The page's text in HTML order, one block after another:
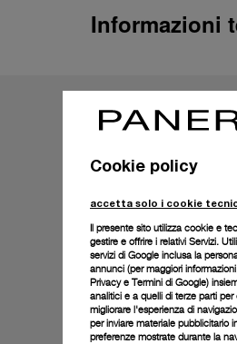
Informazioni
Cookie policy
accetta solo i cookie
Il presente sito utilizza cookie e
gestire e offrire i relativi Servizi.
servizi di Google inclusa la
annunci (per maggiori
Privacy e Termini di Google)
analitici e a quelli di terze parti
migliorare l'esperienza di
per inviare materiale pubblicitario
preferenze mostrate durante la